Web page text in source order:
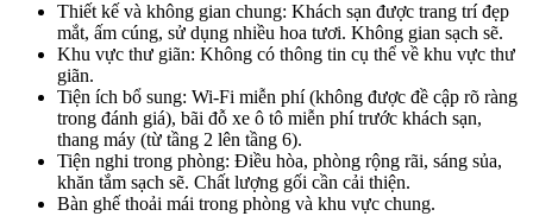
Thiết kế và không gian chung: Khách sạn được trang trí đẹp
mắt, ấm cúng, sử dụng nhiều hoa tươi. Không gian sạch sẽ.
Khu vực thư giãn: Không có thông tin cụ thể về khu vực thư
giãn.
Tiện ích bổ sung: Wi-Fi miễn phí (không được đề cập rõ ràng
trong đánh giá), bãi đỗ xe ô tô miễn phí trước khách sạn,
thang máy (từ tầng 2 lên tầng 6).
Tiện nghi trong phòng: Điều hòa, phòng rộng rãi, sáng sủa,
khăn tắm sạch sẽ. Chất lượng gối cần cải thiện.
Bàn ghế thoải mái trong phòng và khu vực chung.